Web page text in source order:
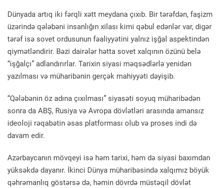
Dünyada artıq iki fərqli xətt meydana çıxıb. Bir tərəfdən, faşizm
üzərində qələbəni insanlığın xilası kimi qəbul edənlər var, digər
tərəf isə sovet ordusunun fəaliyyətini yalnız işğal aspektindən
qiymətləndirir. Bəzi dairələr hətta sovet xalqının özünü belə
“işğalçı” adlandırırlar. Tarixin siyasi məqsədlərlə yenidən
yazılması və müharibənin gerçək mahiyyəti dəyişib.
“Qələbənin öz adına çıxılması” siyasəti soyuq müharibədən
sonra da ABŞ, Rusiya və Avropa dövlətləri arasında amansız
ideoloji rəqabətin əsas platforması olub və proses indi də
davam edir.
Azərbaycanın mövqeyi isə həm tarixi, həm də siyasi baxımdan
yüksəkdə dayanır. İkinci Dünya müharibəsində xalqımız böyük
qəhrəmanlıq göstərsə də, həmin dövrdə müstəqil dövlət